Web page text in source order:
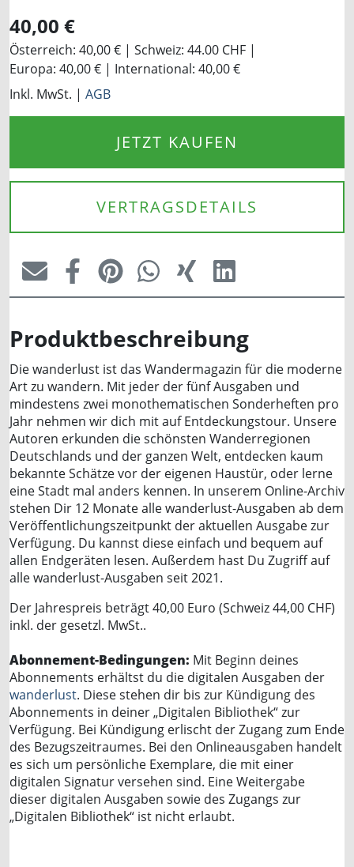
40,00 €
Österreich: 40,00 € Schweiz: 44.00 CHF
Europa: 40,00 € International: 40,00 €
Inkl. MwSt. | AGB
JETZT KAUFEN
VERTRAGSDETAILS
Produktbeschreibung
Diewanderlust ist das Wandermagazin für die moderne
Art zu wandern. Mit jeder der fünf Ausgaben und
mindestens zwei monothematischen Sonderheften pro
Jahr nehmen wir dich mit auf Entdeckungstour. Unsere
Autoren erkunden die schönsten Wanderregionen
Deutschlands und der ganzen Welt, entdecken kaum
bekannte Schätze vor der eigenen Haustür, oder lerne
eine Stadt mal anders kennen. In unserem Online-Archiv
stehen Dir 12 Monate alle wanderlust-Ausgaben ab dem
Veröffentlichungszeitpunkt der aktuellen Ausgabe zur
Verfügung. Du kannst diese einfach und bequem auf
allen Endgeräten lesen. Außerdem hast Du Zugriff auf
allewanderlust-Ausgaben seit 2021.
Der Jahrespreis beträgt 40,00 Euro (Schweiz 44,00 CHF)
inkl. der gesetzl. MwSt..
Abonnement-Bedingungen: Mit Beginn deines
Abonnements erhältst du die digitalen Ausgaben der
wanderlust. Diese stehen dir bis zur Kündigung des
Abonnements in deiner „Digitalen Bibliothek“ zur
Verfügung. Bei Kündigung erlischt der Zugang zum Ende
des Bezugszeitraumes. Bei den Onlineausgaben handelt
es sich um persönliche Exemplare, die mit einer
digitalen Signatur versehen sind. Eine Weitergabe
dieser digitalen Ausgaben sowie des Zugangs zur
„Digitalen Bibliothek“ ist nicht erlaubt.